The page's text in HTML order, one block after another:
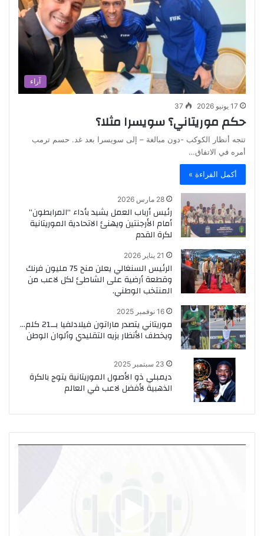
آراء
17 يونيو 2026 37
حكم موريتاني؟ سويسرا مثلا؟
تتجه أنظار الكوكب -دون مبالغة – إلى سويسرا بعد غد. حسم ترمب
أمره في الاتفاق…
أكمل القراءة »
28 مارس 2026
رئيس أرباب العمل يشيد بأداء “المرابطون”
أمام الأرجنتين ويهنئ الاتحادية الموريتانية
لكرة القدم
21 يناير 2026
الرئيس السنغالي يعلن منح 75 مليون فرنك
وقطعة أرضية على الشاطئ لكل لاعب من
المنتخب الوطني.
16 نوفمبر 2025
موريتاني يتصدر ماراتون فيلادلفيا بــ21 كلم…
ويخطف الأنظار بزيه التقليدي وألوان الوطن
23 سبتمبر 2025
ديمبلي ذو الأصول الموريتانية يتوج بالكرة
الذهبية لأفضل لاعب في العالم